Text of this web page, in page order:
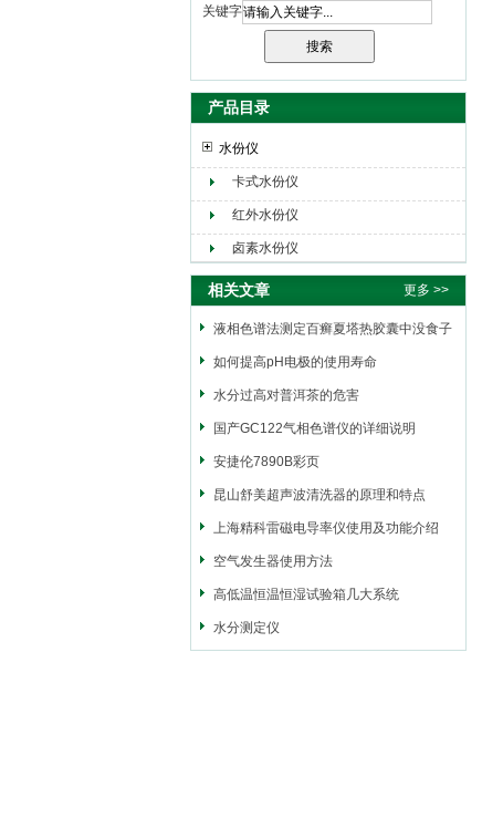
关键字
产品目录
水份仪
卡式水份仪
红外水份仪
卤素水份仪
相关文章 更多 >>
液相色谱法测定百癣夏塔热胶囊中没食子
酸的含量
如何提高pH电极的使用寿命
水分过高对普洱茶的危害
国产GC122气相色谱仪的详细说明
安捷伦7890B彩页
昆山舒美超声波清洗器的原理和特点
上海精科雷磁电导率仪使用及功能介绍
空气发生器使用方法
高低温恒温恒湿试验箱几大系统
水分测定仪